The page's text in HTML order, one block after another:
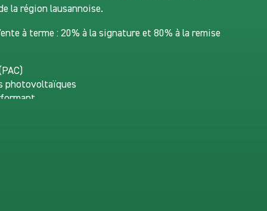
la région lausannoise.
à terme : 20% à la signature et 80% à la remise
photovoltaïques
élégante